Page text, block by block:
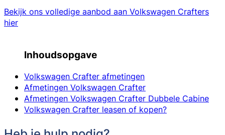
Bekijk ons volledige aanbod aan Volkswagen Crafters
hier
Inhoudsopgave
Volkswagen Crafter afmetingen
Afmetingen Volkswagen Crafter
Afmetingen Volkswagen Crafter Dubbele Cabine
Volkswagen Crafter leasen of kopen?